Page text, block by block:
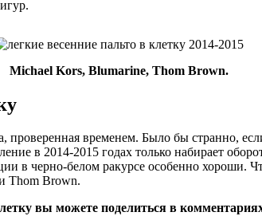
Michael Kors, Blumarine, Thom Brown.
проверенная временем. Было бы странно,
в 2014-2015 годах только набирает
в черно-белом ракурсе особенно хороши.
Thom Brown.
вы можете поделиться в комментариях